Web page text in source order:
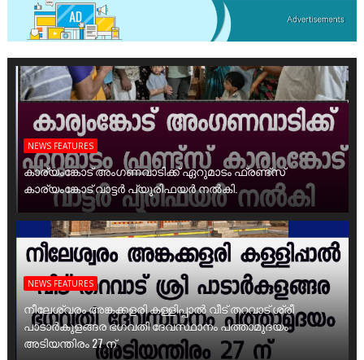
NEWS FEATURES
കാര്യംങ്കോട് അംഗണവാടിക്ക് ഏറുമാടം ഫ്രണ്ട്സ്
കാര്യംങ്കോട് വാട്ടർ പ്യൂരിഫയർ നൽകി.
NEWS FEATURES
നീലേശ്വരം അങ്കക്കളരി കള്ളിപ്പാൽ വീട് തറവാട് ശ്രീ
പാടാർകുളങ്ങര ഭഗവതി ദേവസ്ഥാനം പത്താമുദയം
അടിയന്തിരം 27 ന്